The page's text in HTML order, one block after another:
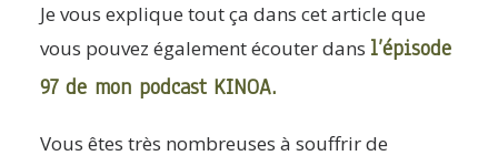
Je vous explique tout ça dans cet article que
vous pouvez également écouter dans l’épisode
97 de mon podcast KINOA.
Vous êtes très nombreuses à souffrir de